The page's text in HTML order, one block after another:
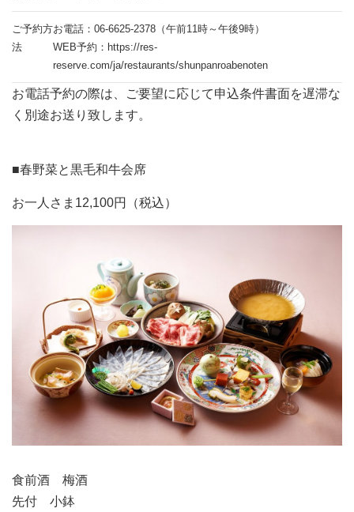
ご予約方
法
お電話：06-6625-2378（午前11時～午後9時）
WEB予約：https://res-
reserve.com/ja/restaurants/shunpanroabenoten
お電話予約の際は、ご要望に応じて申込条件書面を遅滞な
く別途お送り致します。
■春野菜と黒毛和牛会席
お一人さま12,100円（税込）
食前酒 梅酒
先付 小鉢